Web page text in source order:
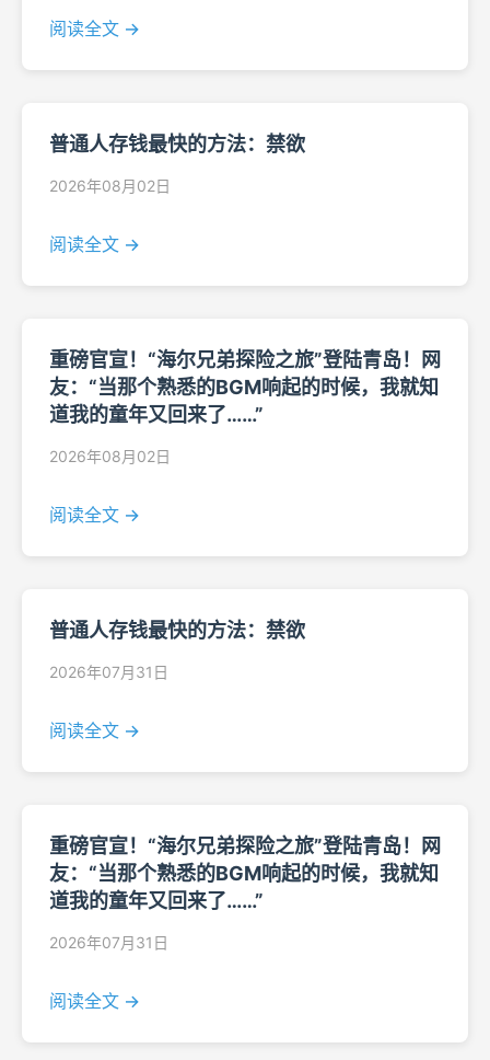
阅读全文 →
普通人存钱最快的方法：禁欲
2026年08月02日
阅读全文 →
重磅官宣！“海尔兄弟探险之旅”登陆青岛！网
友：“当那个熟悉的BGM响起的时候，我就知
道我的童年又回来了……”
2026年08月02日
阅读全文 →
普通人存钱最快的方法：禁欲
2026年07月31日
阅读全文 →
重磅官宣！“海尔兄弟探险之旅”登陆青岛！网
友：“当那个熟悉的BGM响起的时候，我就知
道我的童年又回来了……”
2026年07月31日
阅读全文 →